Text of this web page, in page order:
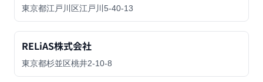
東京都江戸川区江戸川5-40-13
RELiAS株式会社
東京都杉並区桃井2-10-8